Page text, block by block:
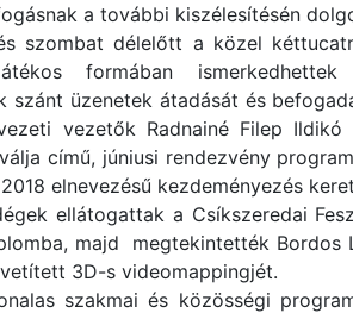
a további kiszélesítésén
szombat délelőtt a közel
formában
szánt üzenetek átadását és
vezetők Radnainé Filep
című, júniusi rendezvény
elnevezésű kezdeményezés
ellátogattak a Csíkszeredai
majd megtekintették Bordos
3D-s videomappingjét.
szakmai és közösségi